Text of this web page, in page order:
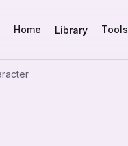
Home Library Tools